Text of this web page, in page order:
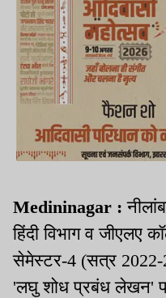
Medininagar :
हिंदी विभाग व जीएलए
सेमेस्टर-4 (सत्र 2022-
'लघु शोध प्रबंध लेखन'